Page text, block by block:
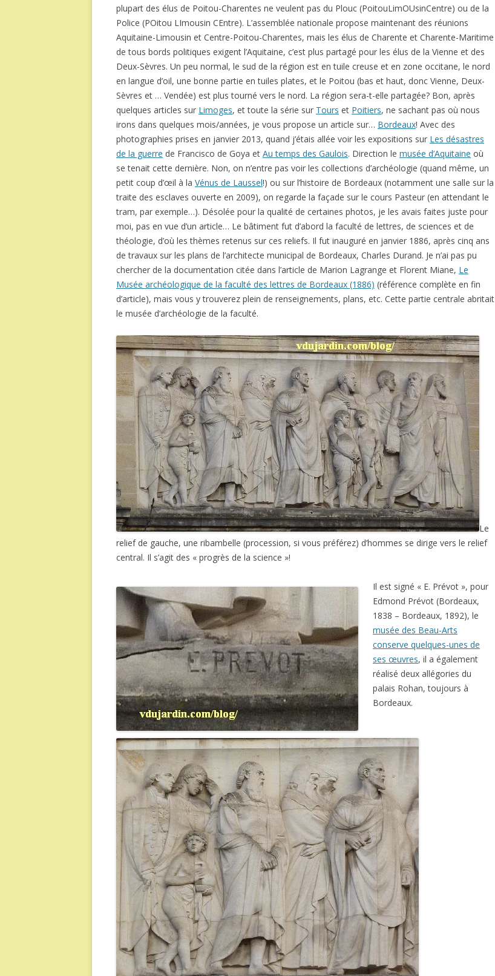
plupart des élus de Poitou-Charentes ne veulent pas du Plouc (PoitouLimOUsinCentre) ou de la
Police (POitou LImousin CEntre). L’assemblée nationale propose maintenant des réunions
Aquitaine-Limousin et Centre-Poitou-Charentes, mais les élus de Charente et Charente-Maritime
de tous bords politiques exigent l’Aquitaine, c’est plus partagé pour les élus de la Vienne et des
Deux-Sèvres. Un peu normal, le sud de la région est en tuile creuse et en zone occitane, le nord
en langue d’oil, une bonne partie en tuiles plates, et le Poitou (bas et haut, donc Vienne, Deux-
Sèvres et … Vendée) est plus tourné vers le nord. La région sera-t-elle partagée? Bon, après
quelques articles sur Limoges, et toute la série sur Tours et Poitiers, ne sachant pas où nous
irons dans quelques mois/années, je vous propose un article sur… Bordeaux! Avec des
photographies prises en janvier 2013, quand j’étais allée voir les expositions sur Les désastres
de la guerre de Francisco de Goya et Au temps des Gaulois. Direction le musée d’Aquitaine où
se tenait cette dernière. Non, on n’entre pas voir les collections d’archéologie (quand même, un
petit coup d’œil à la Vénus de Laussel!) ou sur l’histoire de Bordeaux (notamment une salle sur la
traite des esclaves ouverte en 2009), on regarde la façade sur le cours Pasteur (en attendant le
tram, par exemple…). Désolée pour la qualité de certaines photos, je les avais faites juste pour
moi, pas en vue d’un article… Le bâtiment fut d’abord la faculté de lettres, de sciences et de
théologie, d’où les thèmes retenus sur ces reliefs. Il fut inauguré en janvier 1886, après cinq ans
de travaux sur les plans de l’architecte municipal de Bordeaux, Charles Durand. Je n’ai pas pu
chercher de la documentation citée dans l’article de Marion Lagrange et Florent Miane, Le
Musée archéologique de la faculté des lettres de Bordeaux (1886) (référence complète en fin
d’article), mais vous y trouverez plein de renseignements, plans, etc. Cette partie centrale abritait
le musée d’archéologie de la faculté.
Le
relief de gauche, une ribambelle (procession, si vous préférez) d’hommes se dirige vers le relief
central. Il s’agit des « progrès de la science »!
Il est signé « E. Prévot », pour
Edmond Prévot (Bordeaux,
1838 – Bordeaux, 1892), le
musée des Beau-Arts
conserve quelques-unes de
ses œuvres, il a également
réalisé deux allégories du
palais Rohan, toujours à
Bordeaux.